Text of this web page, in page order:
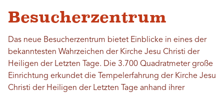
Besucherzentrum
Das neue Besucherzentrum bietet Einblicke in eines der
bekanntesten Wahrzeichen der Kirche Jesu Christi der
Heiligen der Letzten Tage. Die 3.700 Quadratmeter große
Einrichtung erkundet die Tempelerfahrung der Kirche Jesu
Christi der Heiligen der Letzten Tage anhand ihrer